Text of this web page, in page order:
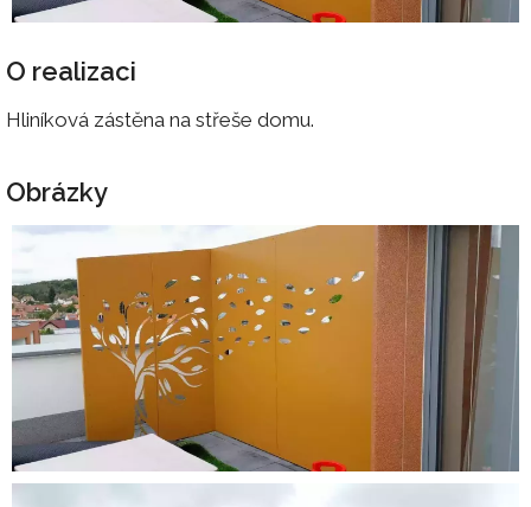
O realizaci
Hliníková zástěna na střeše domu.
Obrázky